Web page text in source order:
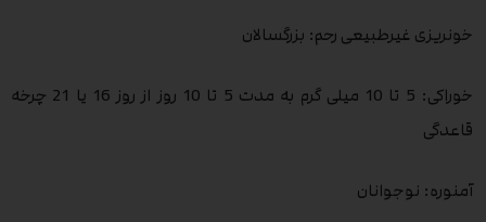
خونریزی غیرطبیعی رحم: بزرگسالان
خوراکی: 5 تا 10 میلی گرم به مدت 5 تا 10 روز از روز 16 یا 21 چرخه
قاعدگی
آمنوره: نوجوانان